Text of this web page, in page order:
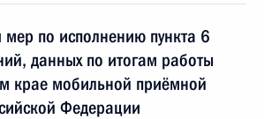
мер по исполнению пункта 6
данных по итогам работы
крае мобильной приёмной
Федерации